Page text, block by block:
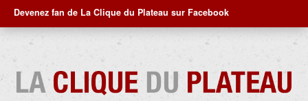
Devenez fan de La Clique du Plateau sur Facebook